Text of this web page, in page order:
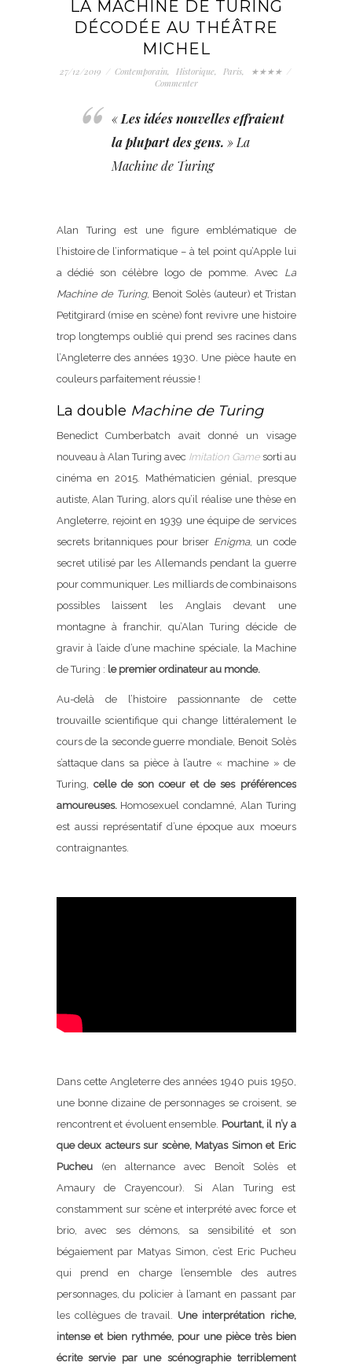
LA MACHINE DE TURING
DÉCODÉE AU THÉÂTRE
MICHEL
27/12/2019 / Contemporain, Historique, Paris, ★★★★ /
Commenter
« Les idées nouvelles effraient
la plupart des gens. » La
Machine de Turing
Alan Turing est une figure emblématique de
l’histoire de l’informatique – à tel point qu’Apple lui
a dédié son célèbre logo de pomme. Avec La
Machine de Turing, Benoit Solès (auteur) et Tristan
Petitgirard (mise en scène) font revivre une histoire
trop longtemps oublié qui prend ses racines dans
l’Angleterre des années 1930. Une pièce haute en
couleurs parfaitement réussie !
La double Machine de Turing
Benedict Cumberbatch avait donné un visage
nouveau à Alan Turing avec Imitation Gamesorti au
cinéma en 2015. Mathématicien génial, presque
autiste, Alan Turing, alors qu’il réalise une thèse en
Angleterre, rejoint en 1939 une équipe de services
secrets britanniques pour briser Enigma, un code
secret utilisé par les Allemands pendant la guerre
pour communiquer. Les milliards de combinaisons
possibles laissent les Anglais devant une
montagne à franchir, qu’Alan Turing décide de
gravir à l’aide d’une machine spéciale, la Machine
de Turing : le premier ordinateur au monde.
Au-delà de l’histoire passionnante de cette
trouvaille scientifique qui change littéralement le
cours de la seconde guerre mondiale, Benoit Solès
s’attaque dans sa pièce à l’autre « machine » de
Turing, celle de son coeur et de ses préférences
amoureuses.Homosexuel condamné, Alan Turing
est aussi représentatif d’une époque aux moeurs
contraignantes.
Dans cette Angleterre des années 1940 puis 1950,
une bonne dizaine de personnages se croisent, se
rencontrent et évoluent ensemble. Pourtant, il n’y a
que deux acteurs sur scène, Matyas Simon et Eric
Pucheu(en alternance avec Benoît Solès et
Amaury de Crayencour). Si Alan Turing est
constamment sur scène et interprété avec force et
brio, avec ses démons, sa sensibilité et son
bégaiement par Matyas Simon, c’est Eric Pucheu
qui prend en charge l’ensemble des autres
personnages, du policier à l’amant en passant par
les collègues de travail. Une interprétation riche,
intense et bien rythmée, pour une pièce très bien
écrite servie par une scénographie terriblement